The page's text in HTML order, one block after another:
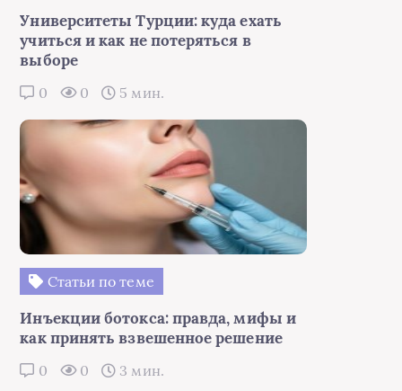
Университеты Турции: куда ехать
учиться и как не потеряться в
выборе
0 0 5 мин.
Статьи по теме
Инъекции ботокса: правда, мифы и
как принять взвешенное решение
0 0 3 мин.